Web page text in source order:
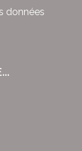
données